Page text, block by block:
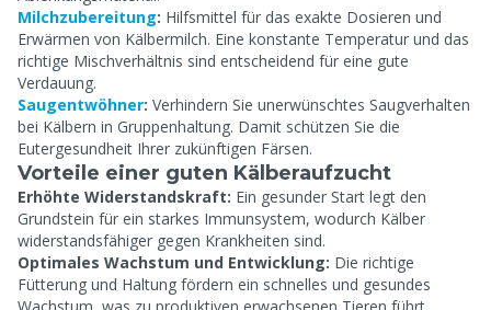
Milchzubereitung: Hilfsmittel für das exakte Dosieren und
Erwärmen von Kälbermilch. Eine konstante Temperatur und das
richtige Mischverhältnis sind entscheidend für eine gute
Verdauung.
Saugentwöhner: Verhindern Sie unerwünschtes Saugverhalten
bei Kälbern in Gruppenhaltung. Damit schützen Sie die
Eutergesundheit Ihrer zukünftigen Färsen.
Vorteile einer guten Kälberaufzucht
Erhöhte Widerstandskraft: Ein gesunder Start legt den
Grundstein für ein starkes Immunsystem, wodurch Kälber
widerstandsfähiger gegen Krankheiten sind.
Optimales Wachstum und Entwicklung: Die richtige
Fütterung und Haltung fördern ein schnelles und gesundes
Wachstum, was zu produktiven erwachsenen Tieren führt.